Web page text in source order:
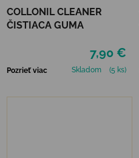
COLLONIL CLEANER
ČISTIACA GUMA
7,90 €
Pozrieť viac Skladom (5 ks)